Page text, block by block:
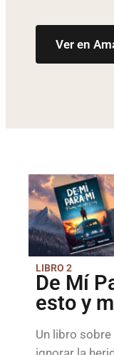
Ver en
LIBRO 2
De Mí
esto y
Un libro